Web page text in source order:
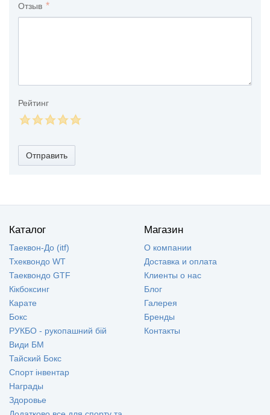
Отзыв
Рейтинг
Отправить
Каталог
Таеквон-До (itf)
Тхеквондо WT
Таеквондо GTF
Кікбоксинг
Карате
Бокс
РУКБО - рукопашний бій
Види БМ
Тайский Бокс
Спорт інвентар
Награды
Здоровье
Магазин
О компании
Доставка и оплата
Клиенты о нас
Блог
Галерея
Бренды
Контакты